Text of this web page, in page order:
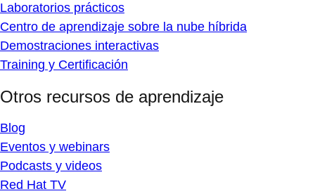
Laboratorios prácticos
Centro de aprendizaje sobre la nube híbrida
Demostraciones interactivas
Training y Certificación
Otros recursos de aprendizaje
Blog
Eventos y webinars
Podcasts y videos
Red Hat TV